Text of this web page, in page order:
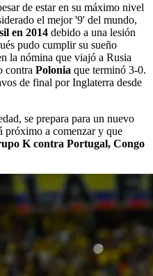
de estar en su máximo nivel
el mejor '9' del mundo,
en 2014 debido a una lesión
pudo cumplir su sueño
la nómina que viajó a Rusia
contra Polonia que terminó 3-0.
de final por Inglaterra desde
se prepara para un nuevo
próximo a comenzar y que
K contra Portugal, Congo